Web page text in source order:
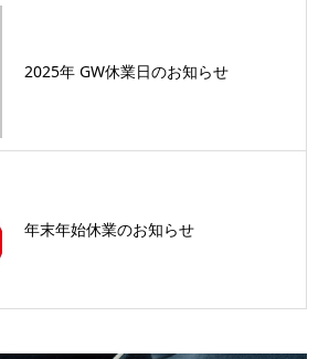
2025年 GW休業日のお知らせ
年末年始休業のお知らせ